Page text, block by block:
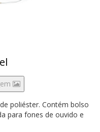
poliéster. Contém bolso
para fones de ouvido e